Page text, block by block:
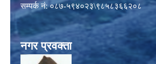
सम्पर्क नं: ०८७-५९४०२३\९८५८३६६२०८
नगर प्रवक्ता